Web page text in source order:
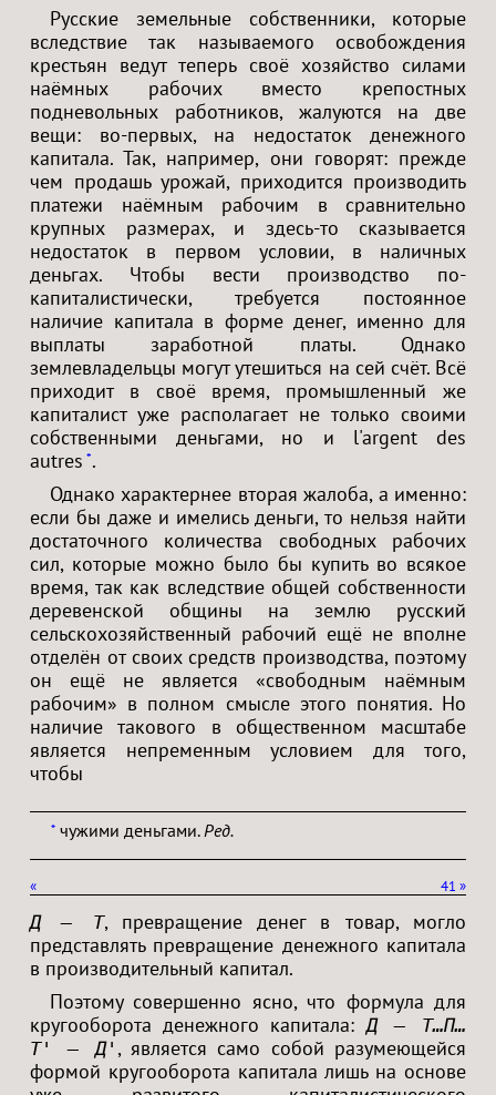
Русские земельные собственники, которые
вследствие так называемого освобождения
крестьян ведут теперь своё хозяйство силами
наёмных рабочих вместо крепостных
подневольных работников, жалуются на две
вещи: во-первых, на недостаток денежного
капитала. Так, например, они говорят: прежде
чем продашь урожай, приходится производить
платежи наёмным рабочим в сравнительно
крупных размерах, и здесь-то сказывается
недостаток в первом условии, в наличных
деньгах. Чтобы вести производство по-
капиталистически, требуется постоянное
наличие капитала в форме денег, именно для
выплаты заработной платы. Однако
землевладельцы могут утешиться на сей счёт. Всё
приходит в своё время, промышленный же
капиталист уже располагает не только своими
собственными деньгами, но и l'argent des
autres *.
Однако характернее вторая жалоба, а именно:
если бы даже и имелись деньги, то нельзя найти
достаточного количества свободных рабочих
сил, которые можно было бы купить во всякое
время, так как вследствие общей собственности
деревенской общины на землю русский
сельскохозяйственный рабочий ещё не вполне
отделён от своих средств производства, поэтому
он ещё не является «свободным наёмным
рабочим» в полном смысле этого понятия. Но
наличие такового в общественном масштабе
является непременным условием для того,
чтобы
*чужими деньгами.Ред.
« »
41
Д — Т, превращение денег в товар, могло
представлять превращение денежного капитала
в производительный капитал.
Поэтому совершенно ясно, что формула для
кругооборота денежного капитала:Д — Т…П…
Т' — Д' , является само собой разумеющейся
формой кругооборота капитала лишь на основе